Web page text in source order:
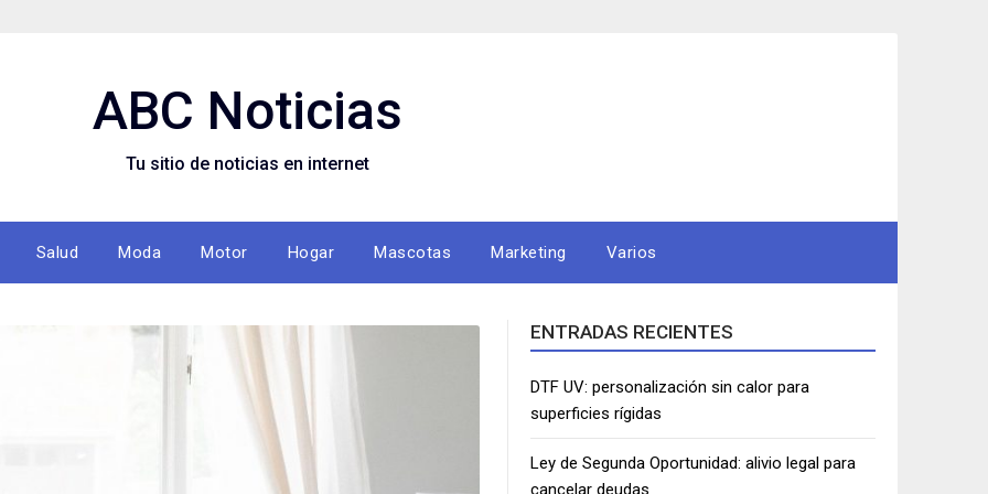
ABC Noticias
Tu sitio de noticias en internet
Salud Moda Motor Hogar Mascotas Marketing Varios
ENTRADAS RECIENTES
DTF UV: personalización sin calor para
superficies rígidas
Ley de Segunda Oportunidad: alivio legal para
cancelar deudas